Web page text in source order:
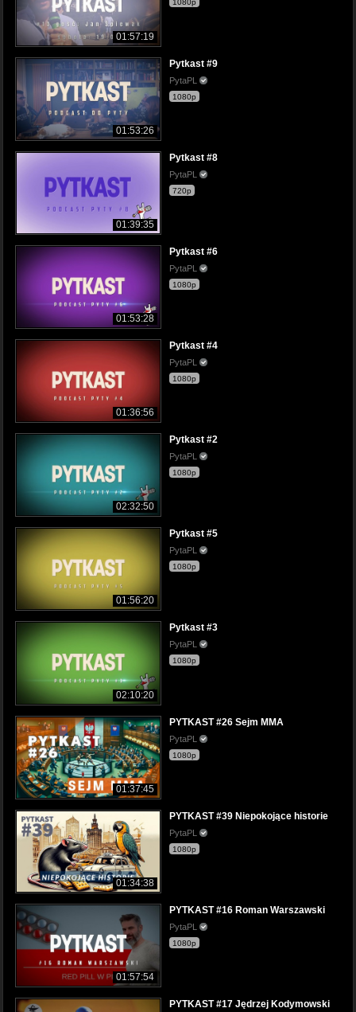
01:57:19
1080p
01:53:26
Pytkast #9
PytaPL
1080p
01:39:35
Pytkast #8
PytaPL
720p
01:53:28
Pytkast #6
PytaPL
1080p
01:36:56
Pytkast #4
PytaPL
1080p
02:32:50
Pytkast #2
PytaPL
1080p
01:56:20
Pytkast #5
PytaPL
1080p
02:10:20
Pytkast #3
PytaPL
1080p
01:37:45
PYTKAST #26 Sejm MMA
PytaPL
1080p
01:34:38
PYTKAST #39 Niepokojące historie
PytaPL
1080p
01:57:54
PYTKAST #16 Roman Warszawski
PytaPL
1080p
PYTKAST #17 Jędrzej Kodymowski